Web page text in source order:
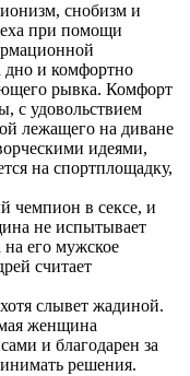
снобизм и
при помощи
дно и комфортно
рывка. Комфорт
с удовольствием
лежащего на диване
идеями,
на спортплощадку,
чемпион в сексе, и
не испытывает
на его мужское
считает
слывет жадиной.
женщина
и благодарен за
решения.